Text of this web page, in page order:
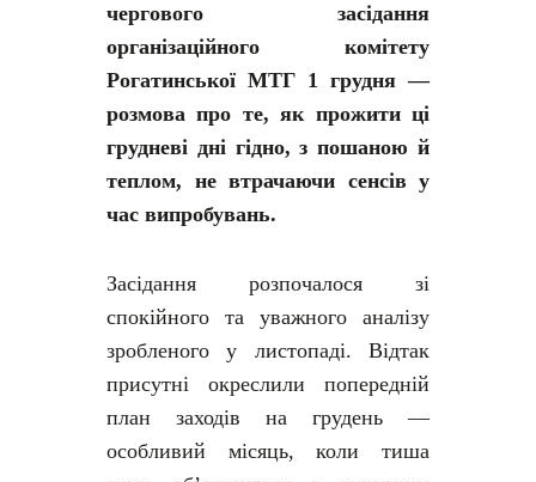
чергового засідання
організаційного комітету
Рогатинської МТГ 1 грудня —
розмова про те, як прожити ці
грудневі дні гідно, з пошаною й
теплом, не втрачаючи сенсів у
час випробувань.
Засідання розпочалося зі
спокійного та уважного аналізу
зробленого у листопаді. Відтак
присутні окреслили попередній
план заходів на грудень —
особливий місяць, коли тиша